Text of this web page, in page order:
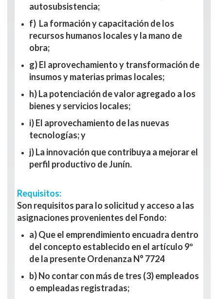
autosubsistencia;
f) La formación y capacitación de los
recursos humanos locales y la mano de
obra;
g) El aprovechamiento y transformación de
insumos y materias primas locales;
h) La potenciación de valor agregado a los
bienes y servicios locales;
i) El aprovechamiento de las nuevas
tecnologías; y
j) La innovación que contribuya a mejorar el
perfil productivo de Junín.
Requisitos:
Son requisitos para lo solicitud y acceso a las
asignaciones provenientes del Fondo:
a) Que el emprendimiento encuadra dentro
del concepto establecido en el artículo 9º
de la presente Ordenanza N° 7724
b) No contar con más de tres (3) empleados
o empleadas registradas;